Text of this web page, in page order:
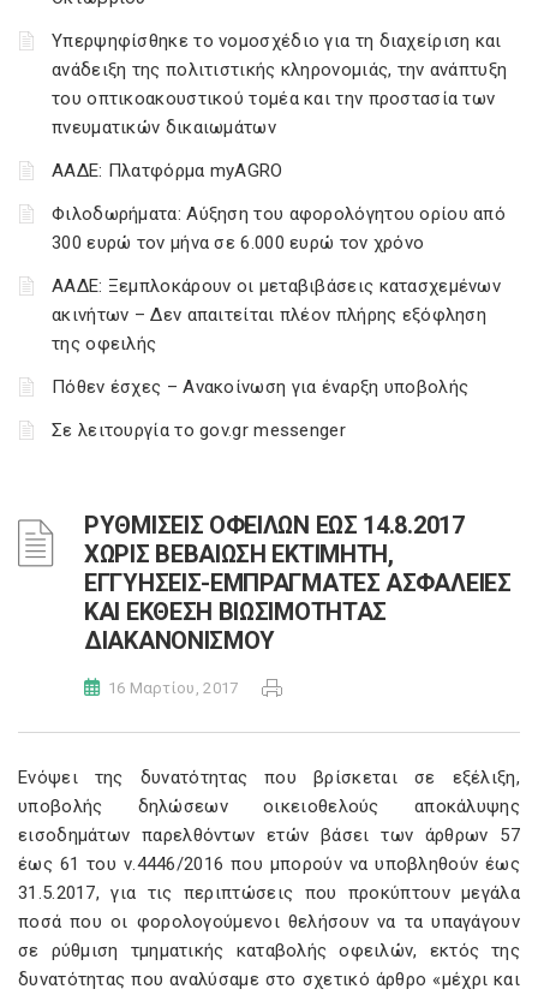
Υπερψηφίσθηκε το νομοσχέδιο για τη διαχείριση και
ανάδειξη της πολιτιστικής κληρονομιάς, την ανάπτυξη
του οπτικοακουστικού τομέα και την προστασία των
πνευματικών δικαιωμάτων
ΑΑΔΕ: Πλατφόρμα myAGRO
Φιλοδωρήματα: Αύξηση του αφορολόγητου ορίου από
300 ευρώ τον μήνα σε 6.000 ευρώ τον χρόνο
ΑΑΔΕ: Ξεμπλοκάρουν οι μεταβιβάσεις κατασχεμένων
ακινήτων – Δεν απαιτείται πλέον πλήρης εξόφληση
της οφειλής
Πόθεν έσχες – Ανακοίνωση για έναρξη υποβολής
Σε λειτουργία το gov.gr messenger
ΡΥΘΜΙΣΕΙΣ ΟΦΕΙΛΩΝ ΕΩΣ 14.8.2017
ΧΩΡΙΣ ΒΕΒΑΙΩΣΗ ΕΚΤΙΜΗΤΗ,
ΕΓΓΥΗΣΕΙΣ-ΕΜΠΡΑΓΜΑΤΕΣ ΑΣΦΑΛΕΙΕΣ
ΚΑΙ ΕΚΘΕΣΗ ΒΙΩΣΙΜΟΤΗΤΑΣ
ΔΙΑΚΑΝΟΝΙΣΜΟΥ
16 Μαρτίου, 2017
Ενόψει της δυνατότητας που βρίσκεται σε εξέλιξη,
υποβολής δηλώσεων οικειοθελούς αποκάλυψης
εισοδημάτων παρελθόντων ετών βάσει των άρθρων 57
έως 61 του ν.4446/2016 που μπορούν να υποβληθούν έως
31.5.2017, για τις περιπτώσεις που προκύπτουν μεγάλα
ποσά που οι φορολογούμενοι θελήσουν να τα υπαγάγουν
σε ρύθμιση τμηματικής καταβολής οφειλών, εκτός της
δυνατότητας που αναλύσαμε στο σχετικό άρθρο «μέχρι και